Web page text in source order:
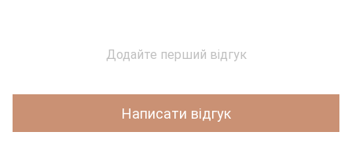
Додайте перший відгук
Написати відгук